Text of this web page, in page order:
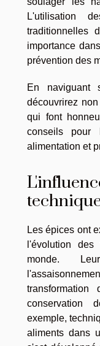
L'utilisation
traditionnelles
importance
prévention des
En
découvrirez
qui font
conseils pour
alimentation et
Les épices ont
l'évolution
monde.
conservation
exemple,
aliments dans